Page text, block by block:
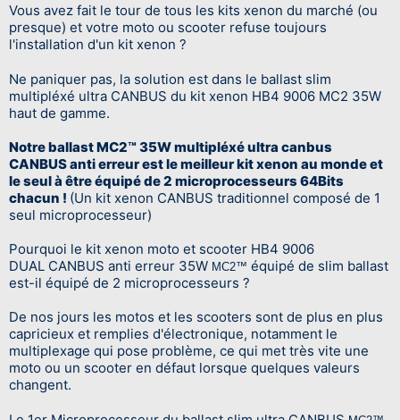
Vous avez fait le tour de tous les kits xenon du marché (ou
presque) et votre moto ou scooter refuse toujours
l'installation d'un kit xenon ?
Ne paniquer pas, la solution est dans le ballast slim
multipléxé ultra CANBUS du kit xenon HB4 9006 MC2 35W
haut de gamme.
Notre ballast MC2™ 35W multipléxé ultra canbus
CANBUS anti erreur est le meilleur kit xenon au monde et
le seul à être équipé de 2 microprocesseurs 64Bits
chacun ! (Un kit xenon CANBUS traditionnel composé de 1
seul microprocesseur)
Pourquoi le kit xenon moto et scooter HB4 9006
DUAL CANBUS anti erreur 35W MC2™ équipé de slim ballast
est-il équipé de 2 microprocesseurs ?
De nos jours les motos et les scooters sont de plus en plus
capricieux et remplies d'électronique, notamment le
multiplexage qui pose problème, ce qui met très vite une
moto ou un scooter en défaut lorsque quelques valeurs
changent.